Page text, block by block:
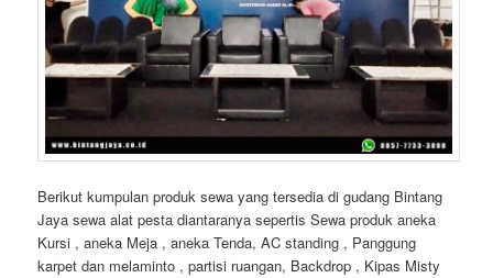
Berikut kumpulan produk sewa yang tersedia di gudang Bintang
Jaya sewa alat pesta diantaranya sepertis Sewa produk aneka
Kursi , aneka Meja , aneka Tenda, AC standing , Panggung
karpet dan melaminto , partisi ruangan, Backdrop , Kipas Misty